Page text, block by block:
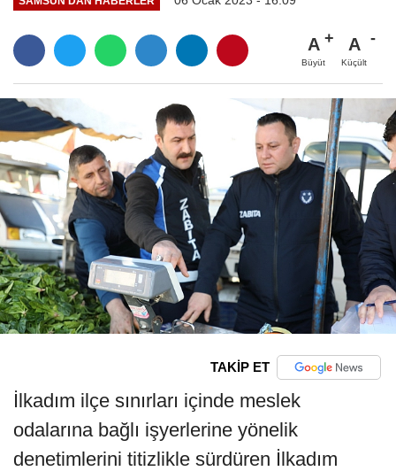
A
Büyüt
A
Küçült
TAKİP ET
İlkadım ilçe sınırları içinde meslek
odalarına bağlı işyerlerine yönelik
denetimlerini titizlikle sürdüren İlkadım